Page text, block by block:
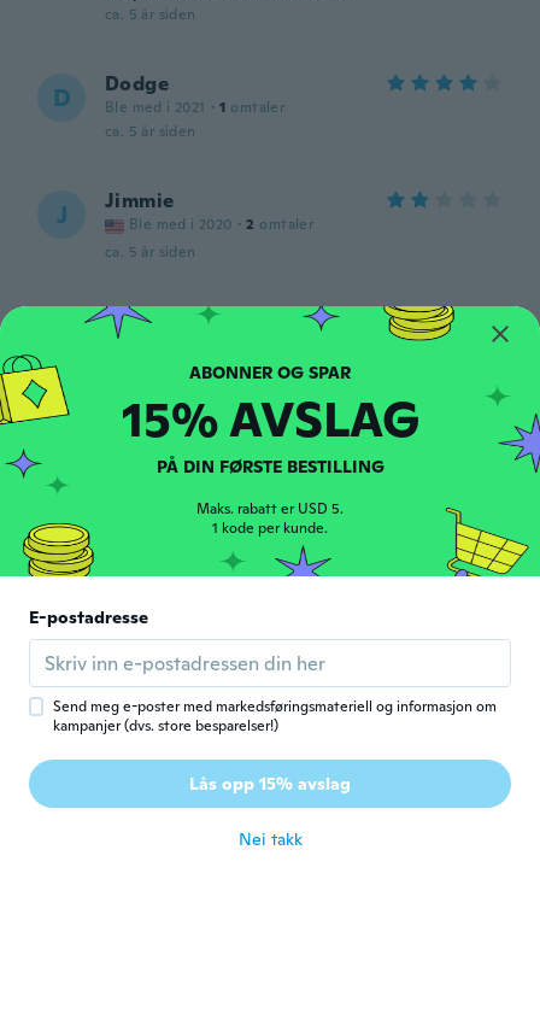
ca. 5 år siden
D Dodge
Ble med i 2021 · 1 omtaler
ca. 5 år siden
J Jimmie
Ble med i 2020 · 2 omtaler
ca. 5 år siden
Mykhaylo
ca. 5 år siden
Hau
Ble med i 2019 · 17 omtaler · 16 opplastinger
ca. 5 år siden
N Nahomy
Ble med i 2020 · 4 omtaler
Es de muy buen material, trae todo lo que
dice la descripción, y ya lo probamos y a mi
padre le encantó, fue un gran regalo
15% AVSLAG
PÅ DIN FØRSTE BESTILLING
Maks. rabatt er USD 5.
1 kode per kunde.
E-postadresse
Send meg e-poster med markedsføringsmateriell og informasjon om
kampanjer (dvs. store besparelser!)
Lås opp 15% avslag
Nei takk